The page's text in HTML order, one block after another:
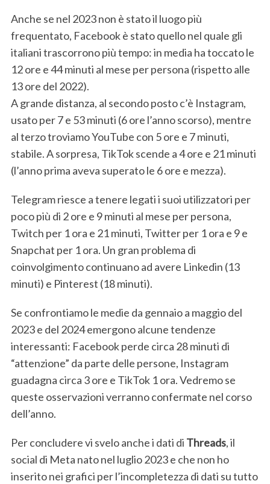
Anche se nel 2023 non è stato il luogo più
frequentato, Facebook è stato quello nel quale gli
italiani trascorrono più tempo: in media ha toccato le
12 ore e 44 minuti al mese per persona (rispetto alle
13 ore del 2022).
A grande distanza, al secondo posto c’è Instagram,
usato per 7 e 53 minuti (6 ore l’anno scorso), mentre
al terzo troviamo YouTube con 5 ore e 7 minuti,
stabile. A sorpresa, TikTok scende a 4 ore e 21 minuti
(l’anno prima aveva superato le 6 ore e mezza).
Telegram riesce a tenere legati i suoi utilizzatori per
poco più di 2 ore e 9 minuti al mese per persona,
Twitch per 1 ora e 21 minuti, Twitter per 1 ora e 9 e
Snapchat per 1 ora. Un gran problema di
coinvolgimento continuano ad avere Linkedin (13
minuti) e Pinterest (18 minuti).
Se confrontiamo le medie da gennaio a maggio del
2023 e del 2024 emergono alcune tendenze
interessanti: Facebook perde circa 28 minuti di
“attenzione” da parte delle persone, Instagram
guadagna circa 3 ore e TikTok 1 ora. Vedremo se
queste osservazioni verranno confermate nel corso
dell’anno.
Per concludere vi svelo anche i dati di Threads, il
social di Meta nato nel luglio 2023 e che non ho
inserito nei grafici per l’incompletezza di dati su tutto